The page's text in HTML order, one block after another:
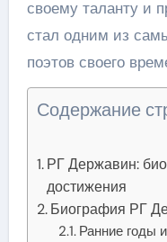
своему таланту и
стал одним из
поэтов своего
Содержание
РГ Державин:
достижения
Биография РГ
Ранние годы